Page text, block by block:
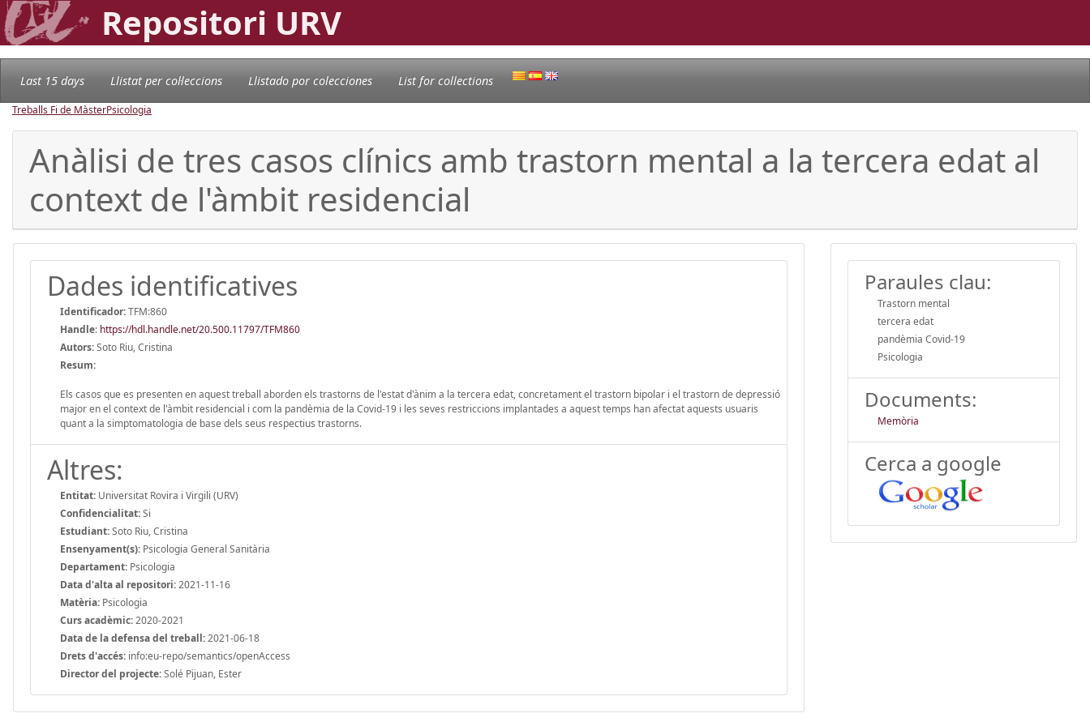
Repositori URV
Last 15 days Llistat per col·leccions Llistado por colecciones List for collections
Treballs Fi de MàsterPsicologia
Anàlisi de tres casos clínics amb trastorn mental a la tercera edat al
context de l'àmbit residencial
Dades identificatives
Identificador:TFM:860
Handle: https://hdl.handle.net/20.500.11797/TFM860
Autors:Soto Riu, Cristina
Resum:
Els casos que es presenten en aquest treball aborden els trastorns de l'estat d'ànim a la tercera edat, concretament el trastorn bipolar i el trastorn de depressió
major en el context de l'àmbit residencial i com la pandèmia de la Covid-19 i les seves restriccions implantades a aquest temps han afectat aquests usuaris
quant a la simptomatologia de base dels seus respectius trastorns.
Altres:
Entitat: Universitat Rovira i Virgili (URV)
Confidencialitat:Si
Estudiant:Soto Riu, Cristina
Ensenyament(s): Psicologia General Sanitària
Departament: Psicologia
Data d'alta al repositori:2021-11-16
Matèria: Psicologia
Curs acadèmic:2020-2021
Data de la defensa del treball:2021-06-18
Drets d'accés: info:eu-repo/semantics/openAccess
Director del projecte:Solé Pijuan, Ester
Paraules clau:
Trastorn mental
tercera edat
pandèmia Covid-19
Psicologia
Documents:
Memòria
Cerca a google